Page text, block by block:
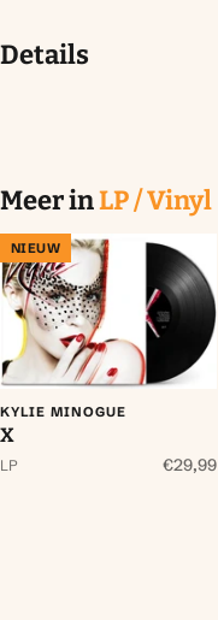
Details
Meer inLP / Vinyl
NIEUW
KYLIE MINOGUE
X
LP €29,99